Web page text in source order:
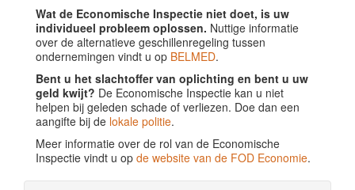
Wat de Economische Inspectie niet doet, is uw
individueel probleem oplossen. Nuttige informatie
over de alternatieve geschillenregeling tussen
ondernemingen vindt u op BELMED.
Bent u het slachtoffer van oplichting en bent u uw
geld kwijt? De Economische Inspectie kan u niet
helpen bij geleden schade of verliezen. Doe dan een
aangifte bij de lokale politie.
Meer informatie over de rol van de Economische
Inspectie vindt u op de website van de FOD Economie.